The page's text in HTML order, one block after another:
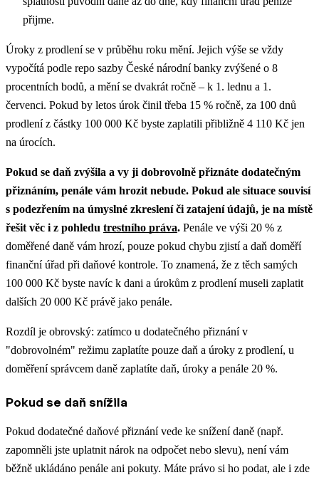
přijme.
Úroky z prodlení se v průběhu roku mění. Jejich výše se vždy
vypočítá podle repo sazby České národní banky zvýšené o 8
procentních bodů, a mění se dvakrát ročně – k 1. lednu a 1.
červenci. Pokud by letos úrok činil třeba 15 % ročně, za 100 dnů
prodlení z částky 100 000 Kč byste zaplatili přibližně 4 110 Kč jen
na úrocích.
Pokud se daň zvýšila a vy ji dobrovolně přiznáte dodatečným
přiznáním, penále vám hrozit nebude. Pokud ale situace souvisí
s podezřením na úmyslné zkreslení či zatajení údajů, je na místě
řešit věc i z pohledu trestního práva. Penále ve výši 20 % z
doměřené daně vám hrozí, pouze pokud chybu zjistí a daň doměří
finanční úřad při daňové kontrole. To znamená, že z těch samých
100 000 Kč byste navíc k dani a úrokům z prodlení museli zaplatit
dalších 20 000 Kč právě jako penále.
Rozdíl je obrovský: zatímco u dodatečného přiznání v
"dobrovolném" režimu zaplatíte pouze daň a úroky z prodlení, u
doměření správcem daně zaplatíte daň, úroky a penále 20 %.
Pokud se daň snížila
Pokud dodatečné daňové přiznání vede ke snížení daně (např.
zapomněli jste uplatnit nárok na odpočet nebo slevu), není vám
běžně ukládáno penále ani pokuty. Máte právo si ho podat, ale i zde